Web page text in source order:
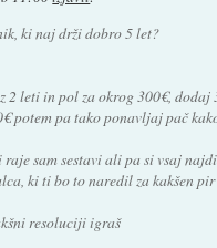
ki naj drži dobro 5 let?
2 leti in pol za okrog 300€, dodaj
potem pa tako ponavljaj pač
raje sam sestavi ali pa si vsaj
ki ti bo to naredil za kakšen pir
resoluciji igraš